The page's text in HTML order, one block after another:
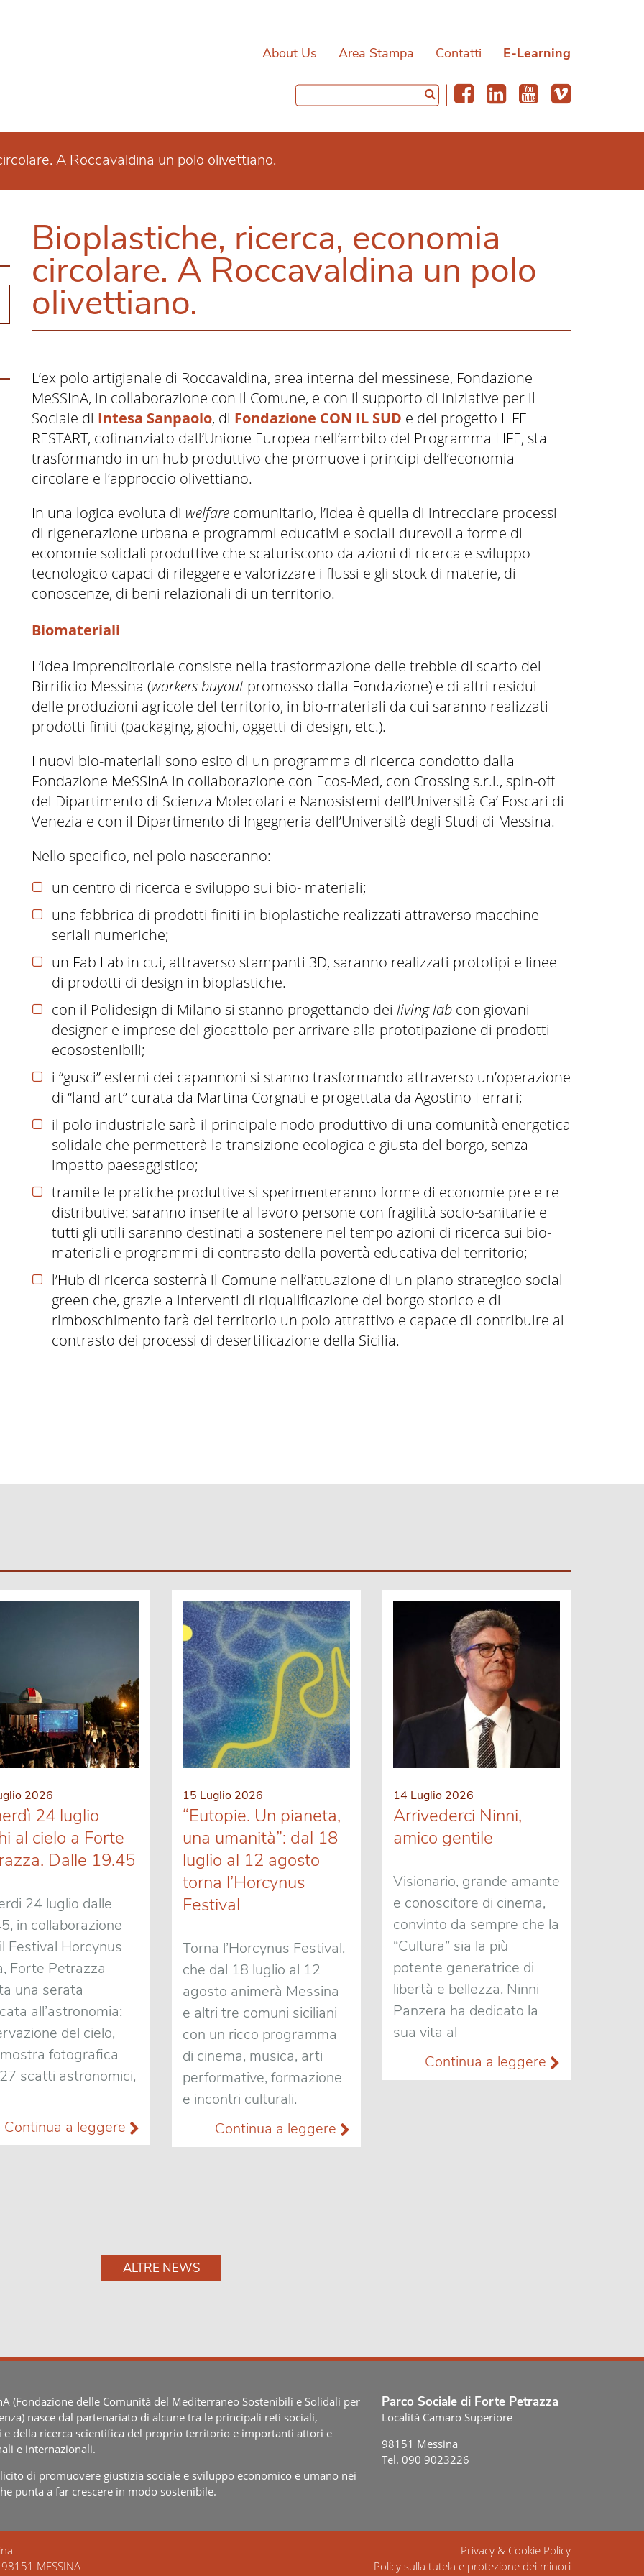
About Us Area Stampa Contatti E-Learning
A Roccavaldina un polo olivettiano.
Bioplastiche, ricerca, economia
circolare. A Roccavaldina un polo
olivettiano.
L’ex polo artigianale di Roccavaldina, area interna del messinese, Fondazione
MeSSInA, in collaborazione con il Comune, e con il supporto di iniziative per il
Sociale di Intesa Sanpaolo, di Fondazione CON IL SUD e del progetto LIFE
RESTART, cofinanziato dall’Unione Europea nell’ambito del Programma LIFE, sta
trasformando in un hub produttivo che promuove i principi dell’economia
circolare e l’approccio olivettiano.
In una logica evoluta di welfare comunitario, l’idea è quella di intrecciare processi
di rigenerazione urbana e programmi educativi e sociali durevoli a forme di
economie solidali produttive che scaturiscono da azioni di ricerca e sviluppo
tecnologico capaci di rileggere e valorizzare i flussi e gli stock di materie, di
conoscenze, di beni relazionali di un territorio.
Biomateriali
L’idea imprenditoriale consiste nella trasformazione delle trebbie di scarto del
Birrificio Messina (workers buyoutpromosso dalla Fondazione) e di altri residui
delle produzioni agricole del territorio, in bio-materiali da cui saranno realizzati
prodotti finiti (packaging, giochi, oggetti di design, etc.).
I nuovi bio-materiali sono esito di un programma di ricerca condotto dalla
Fondazione MeSSInA in collaborazione con Ecos-Med, con Crossing s.r.l., spin-off
del Dipartimento di Scienza Molecolari e Nanosistemi dell’Università Ca’ Foscari di
Venezia e con il Dipartimento di Ingegneria dell’Università degli Studi di Messina.
Nello specifico, nel polo nasceranno:
un centro di ricerca e sviluppo sui bio- materiali;
una fabbrica di prodotti finiti in bioplastiche realizzati attraverso macchine
seriali numeriche;
un Fab Lab in cui, attraverso stampanti 3D, saranno realizzati prototipi e linee
di prodotti di design in bioplastiche.
con il Polidesign di Milano si stanno progettando dei living lab con giovani
designer e imprese del giocattolo per arrivare alla prototipazione di prodotti
ecosostenibili;
i “gusci” esterni dei capannoni si stanno trasformando attraverso un’operazione
di “land art” curata da Martina Corgnati e progettata da Agostino Ferrari;
il polo industriale sarà il principale nodo produttivo di una comunità energetica
solidale che permetterà la transizione ecologica e giusta del borgo, senza
impatto paesaggistico;
tramite le pratiche produttive si sperimenteranno forme di economie pre e re
distributive: saranno inserite al lavoro persone con fragilità socio-sanitarie e
tutti gli utili saranno destinati a sostenere nel tempo azioni di ricerca sui bio-
materiali e programmi di contrasto della povertà educativa del territorio;
l’Hub di ricerca sosterrà il Comune nell’attuazione di un piano strategico social
green che, grazie a interventi di riqualificazione del borgo storico e di
rimboschimento farà del territorio un polo attrattivo e capace di contribuire al
contrasto dei processi di desertificazione della Sicilia.
2026
24 luglio
al cielo a Forte
Dalle 19.45
24 luglio dalle
in collaborazione
Festival Horcynus
Forte Petrazza
una serata
all’astronomia:
del cielo,
fotografica
scatti astronomici,
Continua a leggere
15 Luglio 2026
“Eutopie. Un pianeta,
una umanità”: dal 18
luglio al 12 agosto
torna l’Horcynus
Festival
Torna l’Horcynus Festival,
che dal 18 luglio al 12
agosto animerà Messina
e altri tre comuni siciliani
con un ricco programma
di cinema, musica, arti
performative, formazione
e incontri culturali.
Continua a leggere
14 Luglio 2026
Arrivederci Ninni,
amico gentile
Visionario, grande amante
e conoscitore di cinema,
convinto da sempre che la
“Cultura” sia la più
potente generatrice di
libertà e bellezza, Ninni
Panzera ha dedicato la
sua vita al
Continua a leggere
ALTRE NEWS
(Fondazione delle Comunità del Mediterraneo Sostenibili e Solidali per
nasce dal partenariato di alcune tra le principali reti sociali,
e della ricerca scientifica del proprio territorio e importanti attori e
e internazionali.
di promuovere giustizia sociale e sviluppo economico e umano nei
punta a far crescere in modo sostenibile.
Parco Sociale di Forte Petrazza
Località Camaro Superiore
98151 Messina
Tel. 090 9023226
MESSINA
Privacy & Cookie Policy
Policy sulla tutela e protezione dei minori